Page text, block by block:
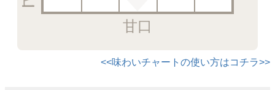
甘口
<<味わいチャートの使い方はコチラ>>